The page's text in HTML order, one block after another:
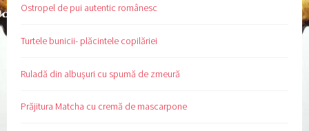
Ostropel de pui autentic românesc
Turtele bunicii- plăcintele copilăriei
Ruladă din albușuri cu spumă de zmeură
Prăjitura Matcha cu cremă de mascarpone